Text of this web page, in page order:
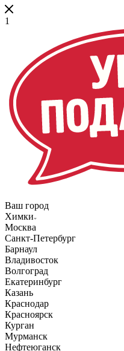
1
Ваш город
Химки
Москва
Санкт-Петербург
Барнаул
Владивосток
Волгоград
Екатеринбург
Казань
Краснодар
Красноярск
Курган
Мурманск
Нефтеюганск